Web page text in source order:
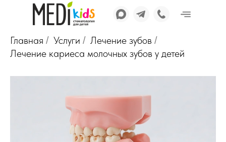
Главная / Услуги / Лечение зубов /
Лечение кариеса молочных зубов у детей